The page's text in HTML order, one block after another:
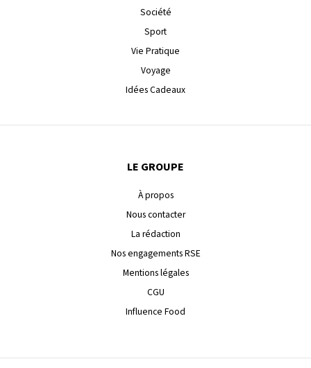
Société
Sport
Vie Pratique
Voyage
Idées Cadeaux
LE GROUPE
À propos
Nous contacter
La rédaction
Nos engagements RSE
Mentions légales
CGU
Influence Food